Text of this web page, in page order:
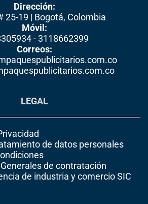
Dirección:
25-19 | Bogotá, Colombia
Móvil:
- 3118662399
Correos:
LEGAL
de datos personales
de contratación
de industria y comercio SIC